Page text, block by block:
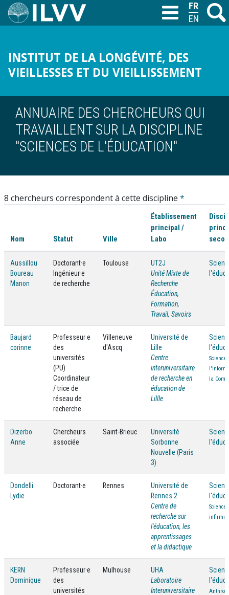
Aller
au
M
INSTITUT DE LA LONGÉVITÉ, DES
VIEILLESSES ET DU VIEILLISSEMENT
T
ANNUAIRE DES CHERCHEURS QUI
TRAVAILLENT SUR LA DISCIPLINE
"SCIENCES DE L'ÉDUCATION"
8 chercheurs correspondent à cette discipline *
Nom Statut Ville
Établissement
principal /
Labo
Aussillou
Boureau
Manon
Doctorant·e
Ingénieur·e
de recherche
Toulouse
UT2J
Unité Mixte de
Recherche
Éducation,
Formation,
Travail, Savoirs
Baujard
corinne
Professeur·e
des
universités
(PU)
Coordinateur
/ trice de
réseau de
recherche
Villeneuve
d'Ascq
Université de
Lille
Centre
interuniversitaire
de recherche en
éducation de
Lillle
la
Dizerbo
Anne
Chercheurs
associée
Saint-Brieuc
Université
Sorbonne
Nouvelle (Paris
3)
Dondelli
Lydie
Doctorant·e Rennes
Université de
Rennes 2
Centre de
recherche sur
l'éducation, les
apprentissages
et la didactique
Sciences
KERN
Dominique
Professeur·e
des
universités
Mulhouse
UHA
Laboratoire
Interuniversitaire
FRANÇAIS
ENGLISH